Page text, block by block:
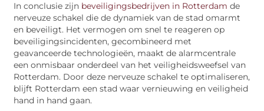
In conclusiezijn beveiligingsbedrijven in Rotterdam de
nerveuze schakel die de dynamiek van de stad omarmt
en beveiligt. Het vermogen om snel te reageren op
beveiligingsincidenten, gecombineerd met
geavanceerde technologieën, maakt de alarmcentrale
een onmisbaar onderdeel van het veiligheidsweefsel van
Rotterdam. Door deze nerveuze schakel te optimaliseren,
blijft Rotterdam een stad waar vernieuwing en veiligheid
hand in hand gaan.